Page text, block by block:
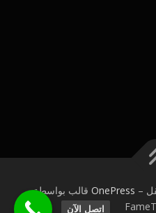
–
OnePress قالب بواسطة
اتصل الآن